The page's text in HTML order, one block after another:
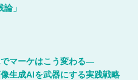
」
マーケはこう変わる―
生成AIを武器にする実践戦略